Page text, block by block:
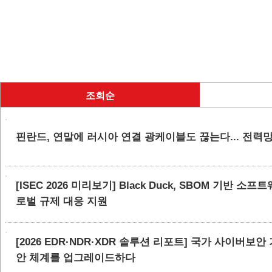
조회순
핀란드, 연말에 러시아 연결 광케이블도 끊는다... 전력
[ISEC 2026 미리보기] Black Duck, SBOM 기반 소프트
로벌 규제 대응 지원
[2026 EDR·NDR·XDR 솔루션 리포트] 국가 사이버보
안 체계를 업그레이드하다